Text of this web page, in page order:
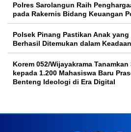
Polres Sarolangun Raih
pada Rakernis Bidang Keuangan
Polsek Pinang Pastikan Anak
Berhasil Ditemukan dalam
Korem 052/Wijayakrama
kepada 1.200 Mahasiswa Baru
Benteng Ideologi di Era Digital